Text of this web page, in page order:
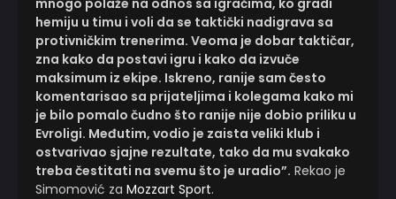
mnogo polaže na odnos sa igračima, ko gradi
hemiju u timu i voli da se taktički nadigrava sa
protivničkim trenerima. Veoma je dobar taktičar,
zna kako da postavi igru i kako da izvuče
maksimum iz ekipe. Iskreno, ranije sam često
komentarisao sa prijateljima i kolegama kako mi
je bilo pomalo čudno što ranije nije dobio priliku u
Evroligi. Međutim, vodio je zaista veliki klub i
ostvarivao sjajne rezultate, tako da mu svakako
treba čestitati na svemu što je uradio”. Rekao je
Simomović za Mozzart Sport.